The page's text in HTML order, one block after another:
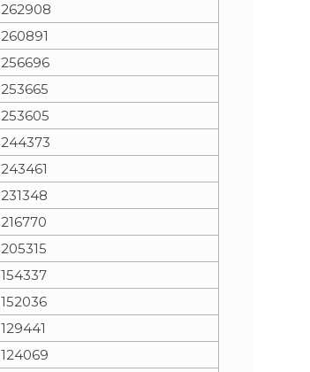
262908
260891
256696
253665
253605
244373
243461
231348
216770
205315
154337
152036
129441
124069